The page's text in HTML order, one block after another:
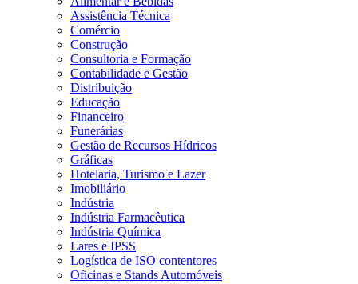
Assistência Técnica
Comércio
Construção
Consultoria e Formação
Contabilidade e Gestão
Distribuição
Educação
Financeiro
Funerárias
Gestão de Recursos Hídricos
Gráficas
Hotelaria, Turismo e Lazer
Imobiliário
Indústria
Indústria Farmacêutica
Indústria Química
Lares e IPSS
Logística de ISO contentores
Oficinas e Stands Automóveis